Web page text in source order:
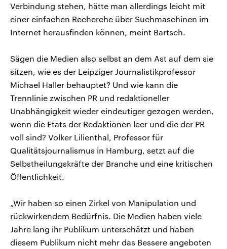
Verbindung stehen, hätte man allerdings leicht mit
einer einfachen Recherche über Suchmaschinen im
Internet herausfinden können, meint Bartsch.
Sägen die Medien also selbst an dem Ast auf dem sie
sitzen, wie es der Leipziger Journalistikprofessor
Michael Haller behauptet? Und wie kann die
Trennlinie zwischen PR und redaktioneller
Unabhängigkeit wieder eindeutiger gezogen werden,
wenn die Etats der Redaktionen leer und die der PR
voll sind? Volker Lilienthal, Professor für
Qualitätsjournalismus in Hamburg, setzt auf die
Selbstheilungskräfte der Branche und eine kritischen
Öffentlichkeit.
„Wir haben so einen Zirkel von Manipulation und
rückwirkendem Bedürfnis. Die Medien haben viele
Jahre lang ihr Publikum unterschätzt und haben
diesem Publikum nicht mehr das Bessere angeboten